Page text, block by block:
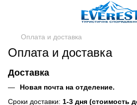
Оплата и доставка
Оплата и доставка
Доставка
Новая почта на отделение.
Сроки доставки: 1-3 дня (стоимость